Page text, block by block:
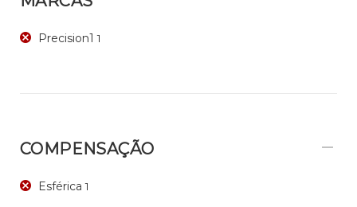
Precision1 1
COMPENSAÇÃO
Esférica 1